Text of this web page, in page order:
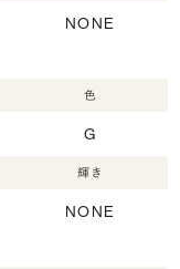
NONE
色
G
輝き
NONE